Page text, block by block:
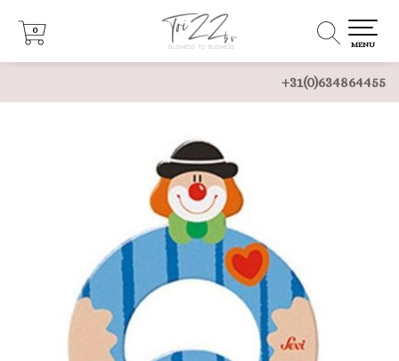
+31(0)634864455
0
0
MENU